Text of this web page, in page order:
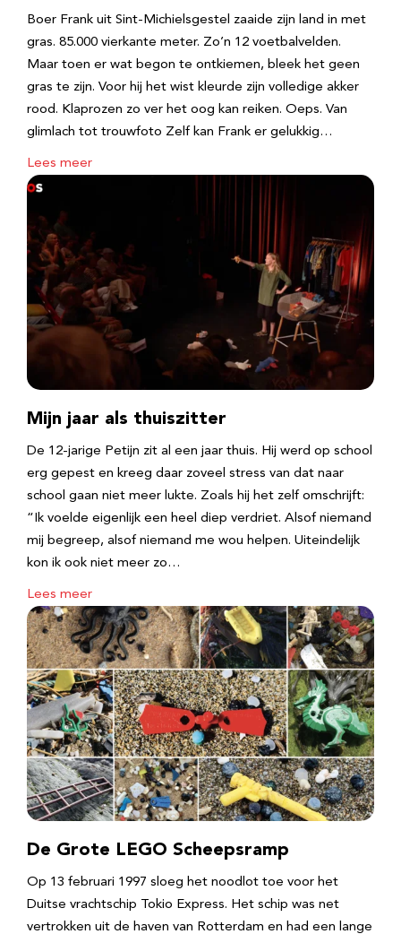
Boer Frank uit Sint-Michielsgestel zaaide zijn land in met
gras. 85.000 vierkante meter. Zo’n 12 voetbalvelden.
Maar toen er wat begon te ontkiemen, bleek het geen
gras te zijn. Voor hij het wist kleurde zijn volledige akker
rood. Klaprozen zo ver het oog kan reiken. Oeps. Van
glimlach tot trouwfoto Zelf kan Frank er gelukkig…
Lees meer
Mijn jaar als thuiszitter
De 12-jarige Petijn zit al een jaar thuis. Hij werd op school
erg gepest en kreeg daar zoveel stress van dat naar
school gaan niet meer lukte. Zoals hij het zelf omschrijft:
“Ik voelde eigenlijk een heel diep verdriet. Alsof niemand
mij begreep, alsof niemand me wou helpen. Uiteindelijk
kon ik ook niet meer zo…
Lees meer
De Grote LEGO Scheepsramp
Op 13 februari 1997 sloeg het noodlot toe voor het
Duitse vrachtschip Tokio Express. Het schip was net
vertrokken uit de haven van Rotterdam en had een lange